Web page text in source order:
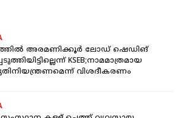
അരമണിക്കൂർ ലോഡ് ഷെഡിങ്
KSEB;നാമമാത്രമായ
വിശദീകരണം